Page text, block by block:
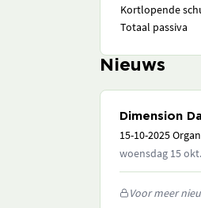
Kortlopende
Totaal passiva
Nieuws
Dimension
15-10-2025
woensdag 15
Voor meer